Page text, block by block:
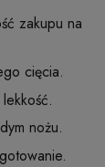
zakupu na
cięcia.
nożu.